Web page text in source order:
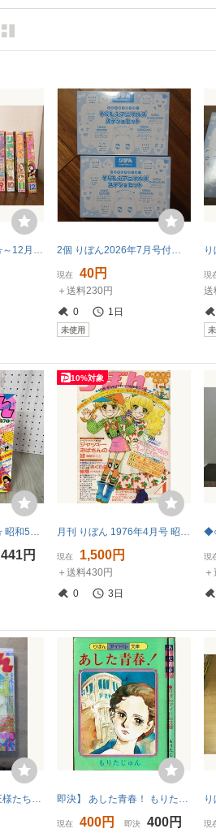
りぼん 1996年 1月号～12月号 全12冊セット 集英社 少女漫画雑誌 付録なし 2個 りぼん2026年7月号付録 みんなとおでかけ そらもふアニマルズ ステショセット 付録のみ まとめて
現在 40円
＋送料230円
0
1日
未使用
現
送
りぼん 1982年 3月号 昭和57年 付録欠 集英社 本田恵子 朝焼け坂ロック 090003
441円
10%対象
月刊 りぼん 1976年4月号 昭和51年 黒沢浩 篠崎まこと 久木田律子 坂東江利子 太刀掛秀子 佐伯かよの 千明初美 水樹和佳 みよし・らら 雑誌
現在 1,500円
＋送料430円
0
3日
現
りぼん 1983年9月 王様たちのカフェテラス 高橋由佳利 即決】 あした青春！ もりたじゅん りぼんアイドル文庫
現在 400円 即決 400円 現